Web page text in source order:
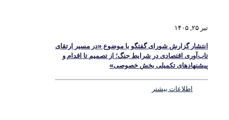
تیر ۲۵, ۱۴۰۵
انتشار گزارش شورای گفتگو با موضوع «در مسیر ارتقای
تاب‌آوری اقتصادی در شرایط جنگ؛ از تصمیم تا اقدام و
پیشنهادهای تکمیلی بخش خصوصی»
اطلاعات بیشتر